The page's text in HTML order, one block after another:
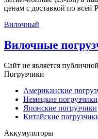
ценам с доставкой по всей
Вилочный
Вилочные
Сайт не является
Погрузчики
Американские
Немецкие погрузчики
Японские погрузчики
Китайские
Аккумуляторы